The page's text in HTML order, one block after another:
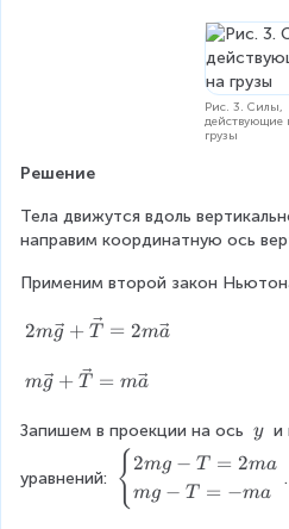
Рис. 3. Силы,
действующие
грузы
Решение
Тела движутся вдоль
направим координатную ось
Применим второй закон
2
\
e
{
2mg + T = 2ma
m
v
c
mg + T = ma
Запишем в проекции на ось \
y
y и
уравнений:
\
b
e
{ 2mg − T = 2ma
mg − T = −ma
.